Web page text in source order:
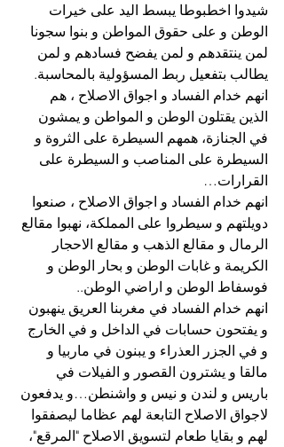
شيدوا اخطبوطا يبسط اليد على خيرات
الوطن و على حقوق المواطن و بنوا سجونا
لمن ينتقدهم و لمن يفضح فسادهم و لمن
يطالب بتفعيل ربط المسؤولية بالمحاسبة.
انهم خدام الفساد و اجواق الاصلاح ، هم
الذين يقتلون الوطن و المواطن و يمشون
في الجنازة، همهم السيطرة على الثروة و
السيطرة على المناصب و السيطرة على
القرارات…
انهم خدام الفساد و اجواق الاصلاح ، صنعوا
دويلتهم و سيطروا على المملكة، نهبوا مقالع
الرمال و مقالع الذهب و مقالع الاحجار
الكريمة و غابات الوطن و بحار الوطن و
فوسفاط الوطن و اراضي الوطن..
انهم خدام الفساد في مغربنا العريق ينهبون
و يفتحون حسابات في الداخل و في الخارج
و في الجزر العذراء و يبنون في ماربيا و
مالقا و يشترون القصور و الفيلات في
باريس و لندن و نيس و واشنطن…و يدفعون
لاجواق الاصلاح التابعة لهم عظاما ليصفقوا
لهم و بقايا طعام لتسويق الاصلاح "المرقع"،